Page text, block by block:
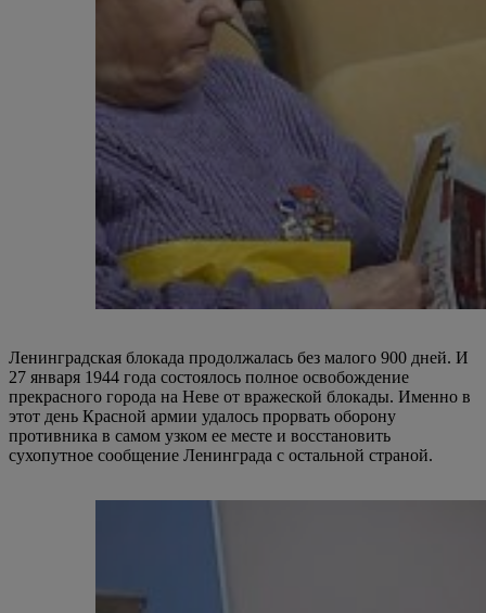
Ленинградская блокада продолжалась без малого 900 дней. И
27 января 1944 года состоялось полное освобождение
прекрасного города на Неве от вражеской блокады. Именно в
этот день Красной армии удалось прорвать оборону
противника в самом узком ее месте и восстановить
сухопутное сообщение Ленинграда с остальной страной.